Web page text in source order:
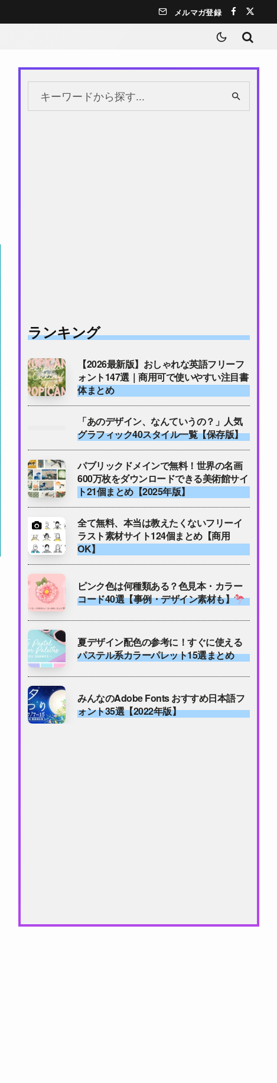
メルマガ登録
ランキング
【2026最新版】おしゃれな英語フリーフ
ォント147選｜商用可で使いやすい注目書
体まとめ
「あのデザイン、なんていうの？」人気
グラフィック40スタイル一覧【保存版】
パブリックドメインで無料！世界の名画
600万枚をダウンロードできる美術館サイ
ト21個まとめ【2025年版】
全て無料、本当は教えたくないフリーイ
ラスト素材サイト124個まとめ【商用
OK】
ピンク色は何種類ある？色見本・カラー
コード40選【事例・デザイン素材も】
夏デザイン配色の参考に！すぐに使える
パステル系カラーパレット15選まとめ
みんなのAdobe Fonts おすすめ日本語フ
ォント35選【2022年版】